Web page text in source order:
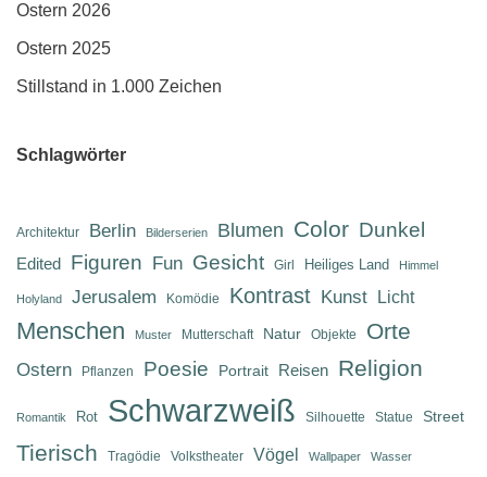
Ostern 2026
Ostern 2025
Stillstand in 1.000 Zeichen
Schlagwörter
Architektur Berlin Bilderserien Blumen Color Dunkel
Edited Figuren Fun Gesicht Girl Heiliges Land Himmel
Holyland Jerusalem Komödie Kontrast Kunst Licht
Menschen Muster Mutterschaft Natur Objekte Orte
Ostern Pflanzen Poesie Portrait Reisen Religion
Romantik Rot Schwarzweiß Silhouette Statue Street
Tierisch Tragödie Volkstheater Vögel Wallpaper Wasser